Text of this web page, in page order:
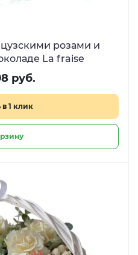
розами и
La fraise
руб.
в 1 клик